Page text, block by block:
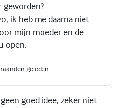
geworden?
ik heb me daarna niet
mijn moeder en de
open.
geleden
goed idee, zeker niet